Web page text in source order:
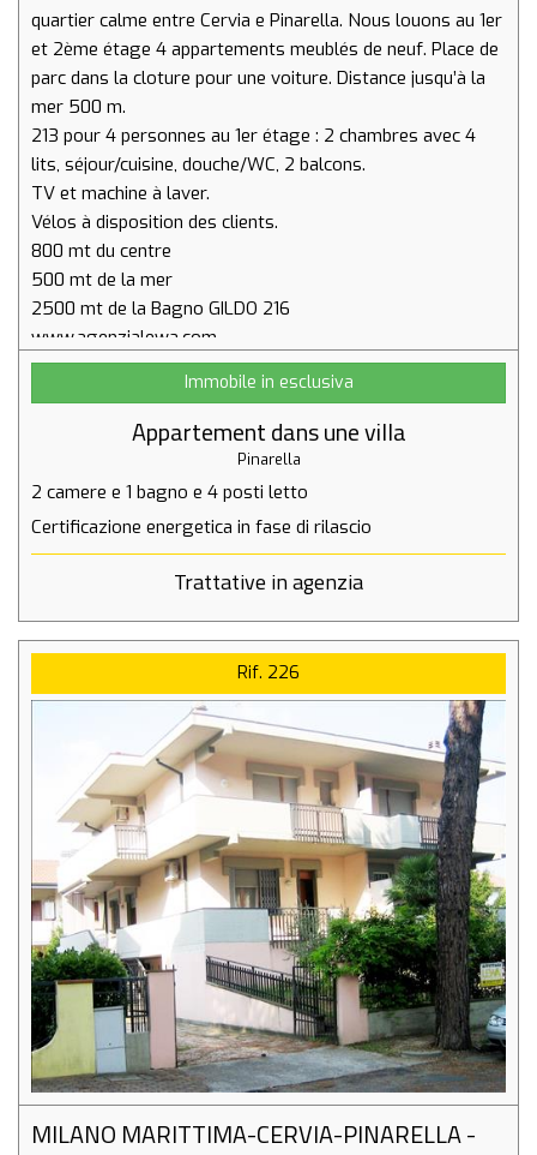
quartier calme entre Cervia e Pinarella. Nous louons au 1er
et 2ème étage 4 appartements meublés de neuf. Place de
parc dans la cloture pour une voiture. Distance jusqu’à la
mer 500 m.
213 pour 4 personnes au 1er étage : 2 chambres avec 4
lits, séjour/cuisine, douche/WC, 2 balcons.
TV et machine à laver.
Vélos à disposition des clients.
800 mt du centre
500 mt de la mer
2500 mt de la Bagno GILDO 216
Immobile in esclusiva
Appartement dans une villa
Pinarella
2 camere e 1 bagno e 4 posti letto
Certificazione energetica in fase di rilascio
Trattative in agenzia
Rif. 226
MILANO MARITTIMA-CERVIA-PINARELLA -